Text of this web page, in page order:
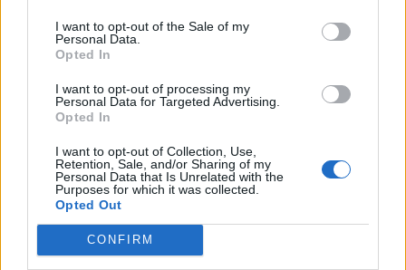
I want to opt-out of the Sale of my
Personal Data.
Opted In
I want to opt-out of processing my
Personal Data for Targeted Advertising.
Opted In
I want to opt-out of Collection, Use,
Retention, Sale, and/or Sharing of my
Personal Data that Is Unrelated with the
Purposes for which it was collected.
Opted Out
CONFIRM